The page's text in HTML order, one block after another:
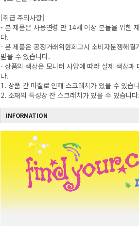
[취급 주의사항]
- 본 제품은 사용연령 만 14세 이상 분들을 위한
다.
- 본 제품은 공정거래위원회고시 소비자분쟁해결
받을 수 있습니다.
- 상품의 색상은 모니터 사양에 따라 실제 색상과
다.
1. 상품 간 마찰로 인해 스크래치가 있을 수 있습
2. 소재의 특성상 잔 스크래치가 있을 수 있습니다.
INFORMATION